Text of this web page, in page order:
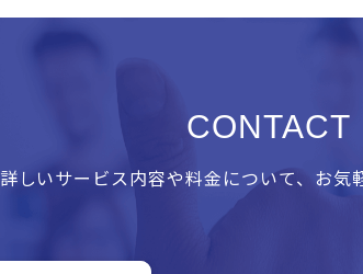
CONTACT
詳しいサービス内容や料金について、お気